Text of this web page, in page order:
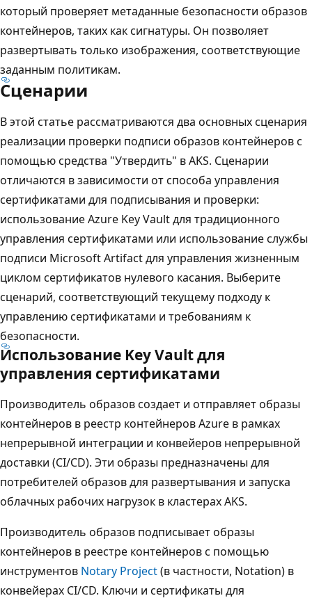
который проверяет метаданные безопасности образов
контейнеров, таких как сигнатуры. Он позволяет
развертывать только изображения, соответствующие
заданным политикам.
Сценарии
В этой статье рассматриваются два основных сценария
реализации проверки подписи образов контейнеров с
помощью средства "Утвердить" в AKS. Сценарии
отличаются в зависимости от способа управления
сертификатами для подписывания и проверки:
использование Azure Key Vault для традиционного
управления сертификатами или использование службы
подписи Microsoft Artifact для управления жизненным
циклом сертификатов нулевого касания. Выберите
сценарий, соответствующий текущему подходу к
управлению сертификатами и требованиям к
безопасности.
Использование Key Vault для
управления сертификатами
Производитель образов создает и отправляет образы
контейнеров в реестр контейнеров Azure в рамках
непрерывной интеграции и конвейеров непрерывной
доставки (CI/CD). Эти образы предназначены для
потребителей образов для развертывания и запуска
облачных рабочих нагрузок в кластерах AKS.
Производитель образов подписывает образы
контейнеров в реестре контейнеров с помощью
инструментов Notary Project(в частности, Notation) в
конвейерах CI/CD. Ключи и сертификаты для